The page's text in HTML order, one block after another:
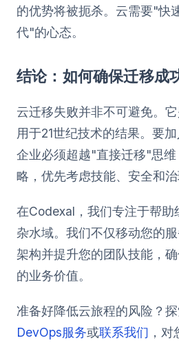
的优势将被扼杀。云需要"快
代"的心态。
结论：如何确保迁移成
云迁移失败并非不可避免。
用于21世纪技术的结果。要
企业必须超越"直接迁移"思
略，优先考虑技能、安全和治
在Codexal，我们专注于帮助
杂水域。我们不仅移动您的
架构并提升您的团队技能，
的业务价值。
准备好降低云旅程的风险？
DevOps服务或联系我们 ，